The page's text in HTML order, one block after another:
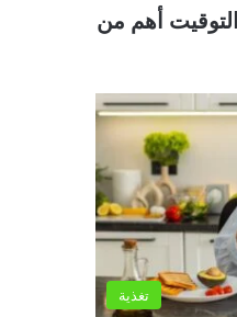
أهم من
تغذية